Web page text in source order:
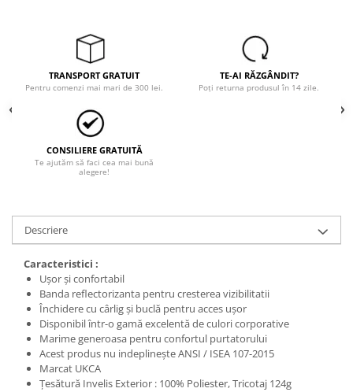
Pompe submersibile
Protecția capului
Protecția ochilor
Protecția respirației
Protecția urechilor
Capsatoare , multifuncionale si
pistoale silicon
Chei si truse chei
Ciocane , clesti si foarfeci
Debitare gresie / faianta si geamuri
Echipamente atelier
Fierastraie si topoare
Gletiere , spacluri si cuttere
TRANSPORT GRATUIT
Pentru comenzi mai mari de 300 lei.
TE-AI RĂZGÂNDIT?
Poți returna produsul în 14 zile.
CONSILIERE GRATUITĂ
Te ajutăm să faci cea mai bună
alegere!
Descriere
Caracteristici :
Ușor și confortabil
Banda reflectorizanta pentru cresterea vizibilitatii
Închidere cu cârlig și buclă pentru acces ușor
Disponibil într-o gamă excelentă de culori corporative
Marime generoasa pentru confortul purtatorului
Acest produs nu indeplinește ANSI / ISEA 107-2015
Marcat UKCA
Țesătură Invelis Exterior : 100% Poliester, Tricotaj 124g